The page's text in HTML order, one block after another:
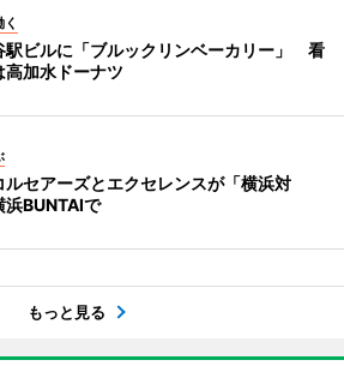
駅ビルに「ブルックリンベーカリー」 看
高加水ドーナツ
ルセアーズとエクセレンスが「横浜対
BUNTAIで
もっと見る